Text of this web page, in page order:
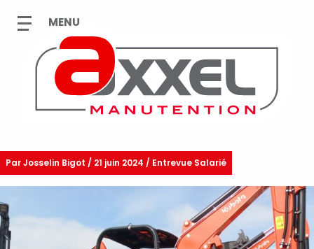
ParJosselin Bigot / 21 juin 2024 / Entrevue Salarié